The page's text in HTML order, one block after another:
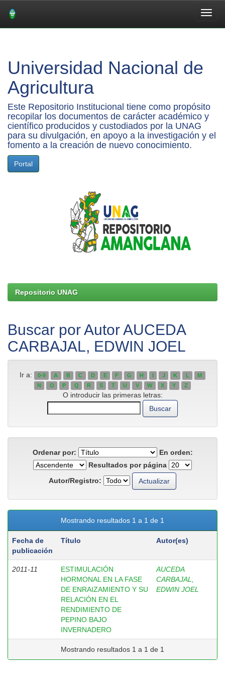
Universidad Nacional de
Agricultura
Este Repositorio Institucional tiene como propósito
recopilar los documentos de carácter académico y
científico producidos y custodiados por la UNAG
para su divulgación, en apoyo a la investigación y el
fomento a la creación de nuevo conocimiento.
Portal
Repositorio UNAG
Buscar por Autor AUCEDA
CARBAJAL, EDWIN JOEL
Ir a: 0-9 A B C D E F G H I J K L
M
N
O P Q R S T U V W X Y Z
O introducir las primeras letras:
Ordenar por:
En orden:
Resultados por página
Autor/Registro:
Mostrando resultados 1 a 1 de 1
Fecha de
publicación
Título Autor(es)
2011-11
ESTIMULACIÓN
HORMONAL EN LA FASE
DE ENRAIZAMIENTO Y SU
RELACIÓN EN EL
RENDIMIENTO DE
PEPINO BAJO
INVERNADERO
AUCEDA
CARBAJAL,
EDWIN JOEL
Mostrando resultados 1 a 1 de 1